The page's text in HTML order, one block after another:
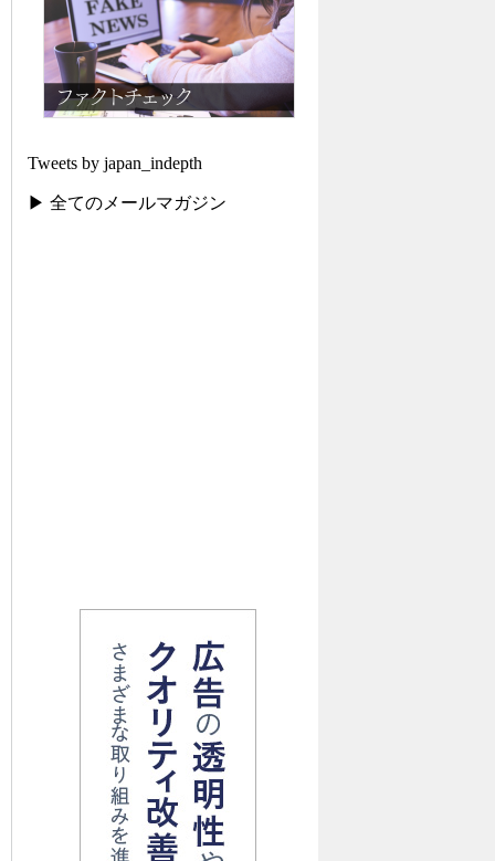
Tweets by japan_indepth
▶ 全てのメールマガジン